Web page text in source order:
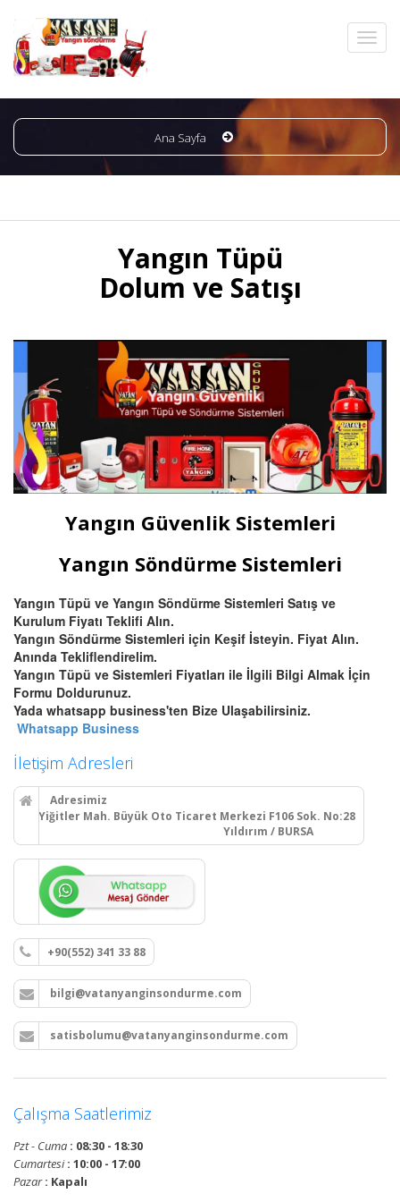
Ana Sayfa
Yangın Tüpü
Dolum ve Satışı
Yangın Güvenlik Sistemleri
Yangın Söndürme Sistemleri
Yangın Tüpü ve Yangın Söndürme Sistemleri Satış ve
Kurulum Fiyatı Teklifi Alın.
Yangın Söndürme Sistemleri için Keşif İsteyin. Fiyat Alın.
Anında Tekliflendirelim.
Yangın Tüpü ve Sistemleri Fiyatları ile İlgili Bilgi Almak İçin
Formu Doldurunuz.
Yada whatsapp business'ten Bize Ulaşabilirsiniz.
Whatsapp Business
İletişim Adresleri
Adresimiz
Yiğitler Mah. Büyük Oto Ticaret Merkezi F106 Sok. No:28
Yıldırım / BURSA
+90(552) 341 33 88
bilgi@vatanyanginsondurme.com
satisbolumu@vatanyanginsondurme.com
Çalışma Saatlerimiz
Pzt - Cuma : 08:30 - 18:30
Cumartesi: 10:00 - 17:00
Pazar: Kapalı